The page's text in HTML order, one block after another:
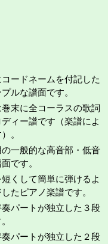
コードネームを付記した
ルな譜面です。
末に全コーラスの歌詞
ィー譜です（楽譜によ
。
一般的な高音部・低音
です。
くして簡単に弾けるよ
たピアノ楽譜です。
パートが独立した３段
パートが独立した２段